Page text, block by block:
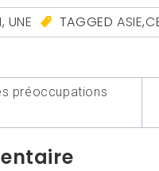
, UNE TAGGEDASIE,
préoccupations